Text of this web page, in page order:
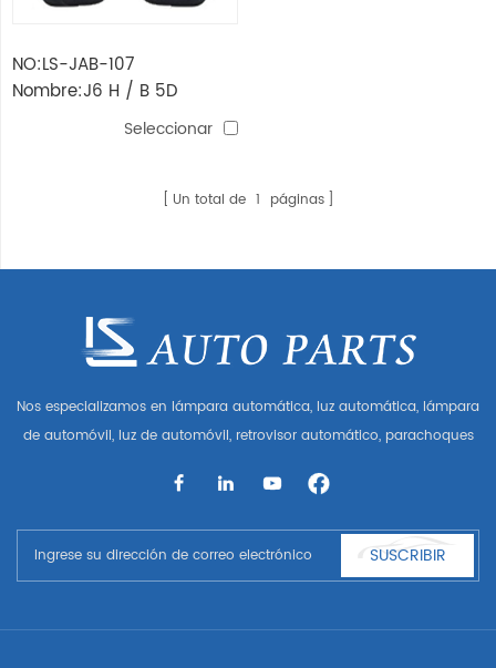
NO:LS-JAB-107
Nombre:J6 H / B 5D
guardabarrosSeleccionar
Un total de 1 páginas
Nos especializamos en lámpara automática, luz automática, lámpara
de automóvil, luz de automóvil, retrovisor automático, parachoques
automático, parte del cuerpo automática, etc. y accesorios de
Benz, BMW
SUSCRIBIR